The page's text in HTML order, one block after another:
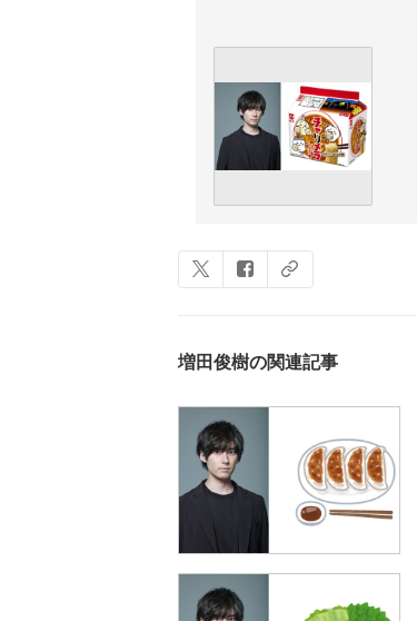
増田俊樹の関連記事